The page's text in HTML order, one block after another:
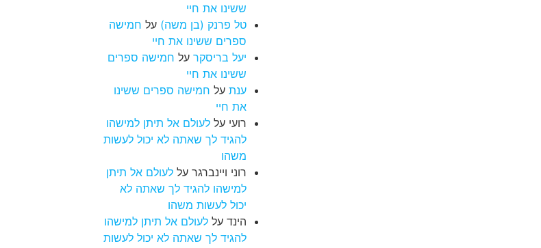
ששינו את חיי
טל פרנק (בן משה) על חמישה
ספרים ששינו את חיי
יעל בריסקר על חמישה ספרים
ששינו את חיי
ענת על חמישה ספרים ששינו
את חיי
רועי עללעולם אל תיתן למישהו
להגיד לך שאתה לא יכול לעשות
משהו
רוני ויינברגר עללעולם אל תיתן
למישהו להגיד לך שאתה לא
יכול לעשות משהו
הינד עללעולם אל תיתן למישהו
להגיד לך שאתה לא יכול לעשות